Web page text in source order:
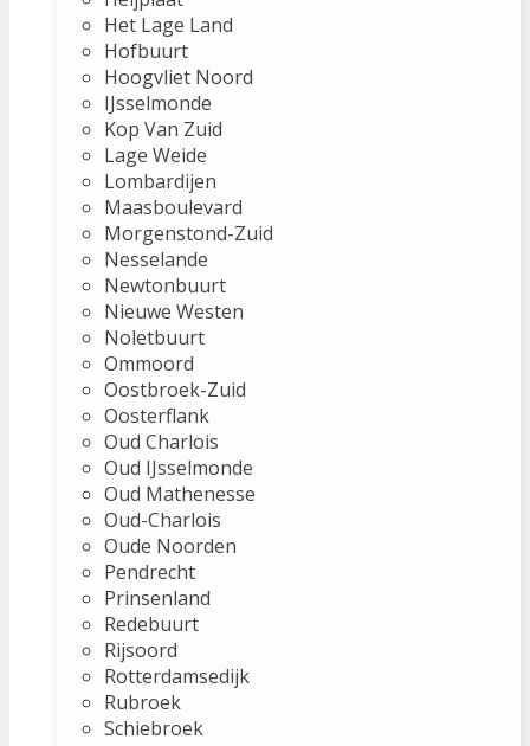
Het Lage Land
Hofbuurt
Hoogvliet Noord
IJsselmonde
Kop Van Zuid
Lage Weide
Lombardijen
Maasboulevard
Morgenstond-Zuid
Nesselande
Newtonbuurt
Nieuwe Westen
Noletbuurt
Ommoord
Oostbroek-Zuid
Oosterflank
Oud Charlois
Oud IJsselmonde
Oud Mathenesse
Oud-Charlois
Oude Noorden
Pendrecht
Prinsenland
Redebuurt
Rijsoord
Rotterdamsedijk
Rubroek
Schiebroek